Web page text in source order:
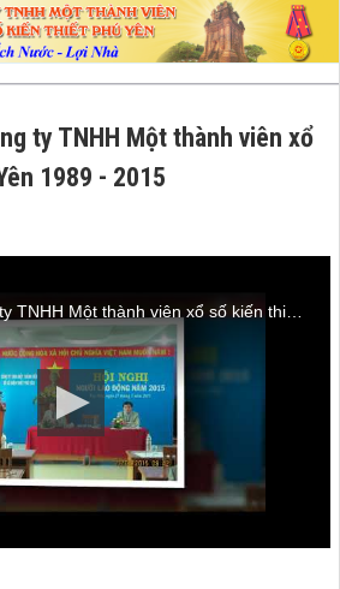
ty TNHH Một thành viên xổ
1989 - 2015